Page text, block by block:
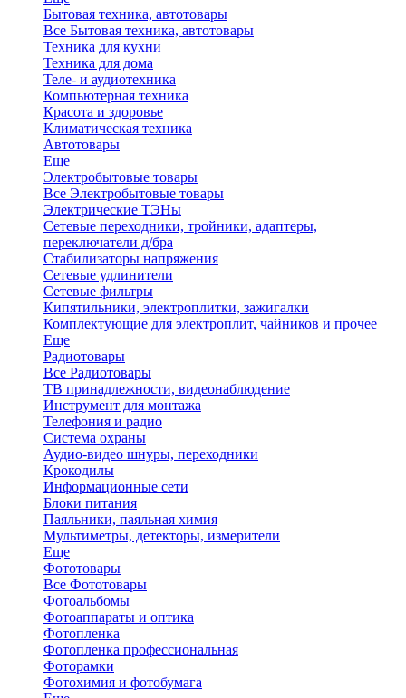
Бытовая техника, автотовары
Все Бытовая техника, автотовары
Техника для кухни
Техника для дома
Теле- и аудиотехника
Компьютерная техника
Красота и здоровье
Климатическая техника
Автотовары
Еще
Электробытовые товары
Все Электробытовые товары
Электрические ТЭНы
Сетевые переходники, тройники, адаптеры,
переключатели д/бра
Стабилизаторы напряжения
Сетевые удлинители
Сетевые фильтры
Кипятильники, электроплитки, зажигалки
Комплектующие для электроплит, чайников и прочее
Еще
Радиотовары
Все Радиотовары
ТВ принадлежности, видеонаблюдение
Инструмент для монтажа
Телефония и радио
Система охраны
Аудио-видео шнуры, переходники
Крокодилы
Информационные сети
Блоки питания
Паяльники, паяльная химия
Мультиметры, детекторы, измерители
Еще
Фототовары
Все Фототовары
Фотоальбомы
Фотоаппараты и оптика
Фотопленка
Фотопленка профессиональная
Фоторамки
Фотохимия и фотобумага